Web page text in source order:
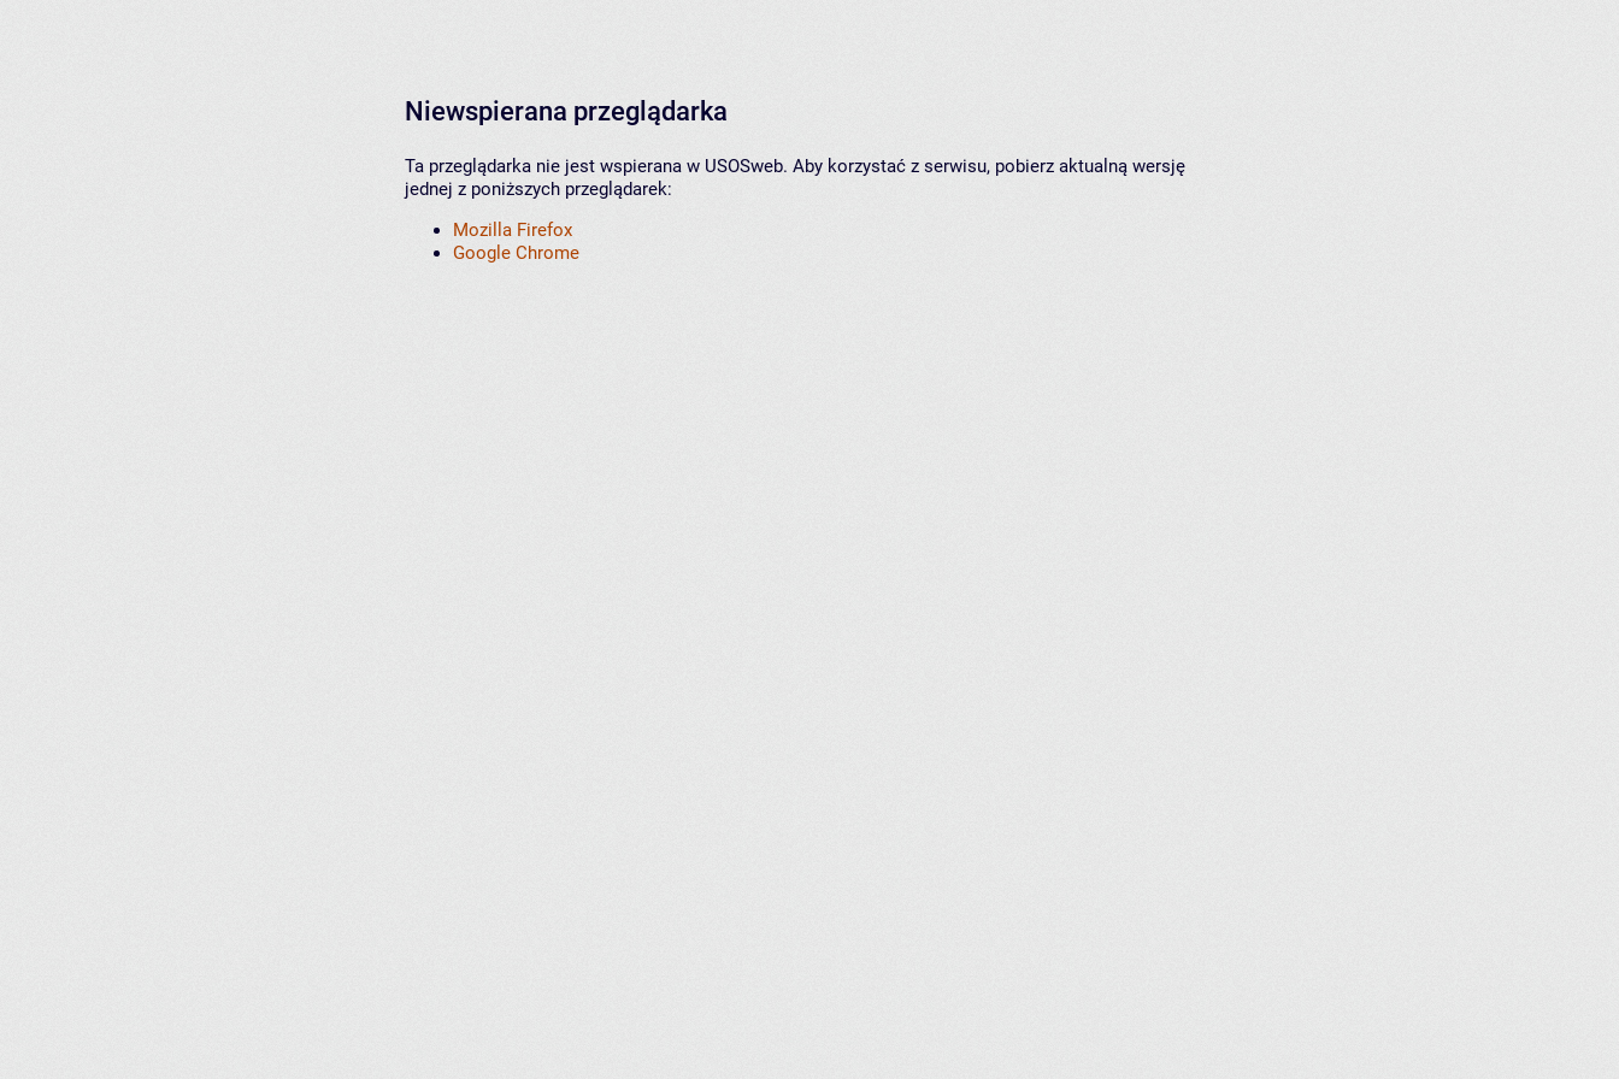
Niewspierana przeglądarka
Ta przeglądarka nie jest wspierana w USOSweb. Aby korzystać z serwisu, pobierz aktualną wersję
jednej z poniższych przeglądarek:
Mozilla Firefox
Google Chrome